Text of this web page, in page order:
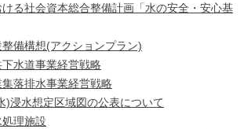
る社会資本総合整備計画「水の安全・安心基
備構想(アクションプラン)
水道事業経営戦略
落排水事業経営戦略
)浸水想定区域図の公表について
理施設